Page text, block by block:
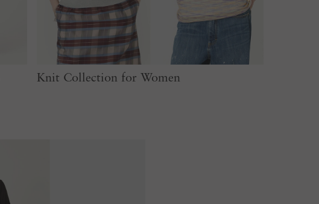
Knit Collection for Women